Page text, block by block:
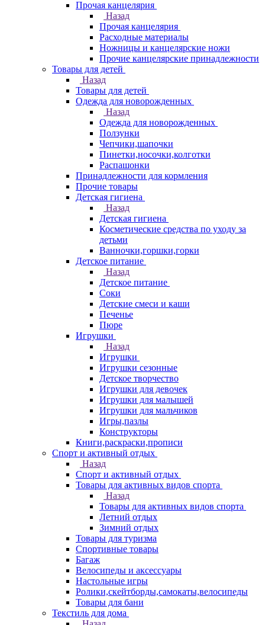
Прочая канцелярия
Назад
Прочая канцелярия
Расходные материалы
Ножницы и канцелярские ножи
Прочие канцелярские принадлежности
Товары для детей
Назад
Товары для детей
Одежда для новорожденных
Назад
Одежда для новорожденных
Ползунки
Чепчики,шапочки
Пинетки,носочки,колготки
Распашонки
Принадлежности для кормления
Прочие товары
Детская гигиена
Назад
Детская гигиена
Косметические средства по уходу за
детьми
Ванночки,горшки,горки
Детское питание
Назад
Детское питание
Соки
Детские смеси и каши
Печенье
Пюре
Игрушки
Назад
Игрушки
Игрушки сезонные
Детское творчество
Игрушки для девочек
Игрушки для малышей
Игрушки для мальчиков
Игры,пазлы
Конструкторы
Книги,раскраски,прописи
Спорт и активный отдых
Назад
Спорт и активный отдых
Товары для активных видов спорта
Назад
Товары для активных видов спорта
Летний отдых
Зимний отдых
Товары для туризма
Спортивные товары
Багаж
Велосипеды и аксессуары
Настольные игры
Ролики,скейтборды,самокаты,велосипеды
Товары для бани
Текстиль для дома